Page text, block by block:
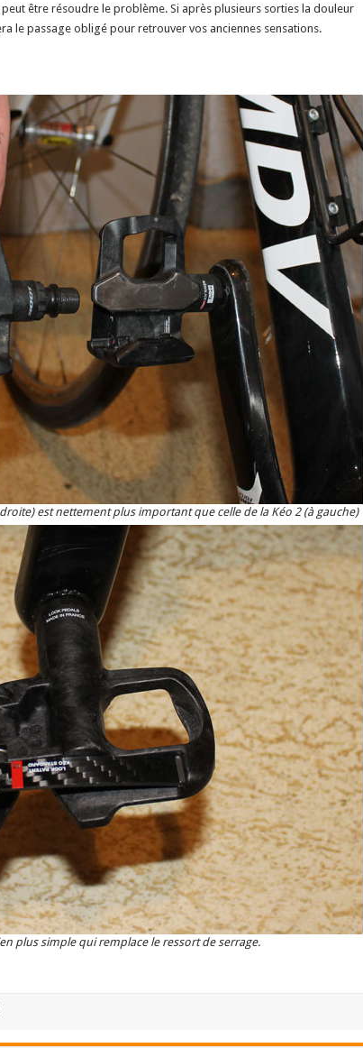
être résoudre le problème. Si après plusieurs sorties la douleur
le passage obligé pour retrouver vos anciennes sensations.
est nettement plus important que celle de la Kéo 2 (à gauche)
plus simple qui remplace le ressort de serrage.